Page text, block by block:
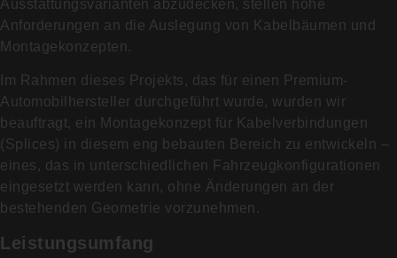
Ausstattungsvarianten abzudecken, stellen hohe
Anforderungen an die Auslegung von Kabelbäumen und
Montagekonzepten.
Im Rahmen dieses Projekts, das für einen Premium-
Automobilhersteller durchgeführt wurde, wurden wir
beauftragt, ein Montagekonzept für Kabelverbindungen
(Splices) in diesem eng bebauten Bereich zu entwickeln –
eines, das in unterschiedlichen Fahrzeugkonfigurationen
eingesetzt werden kann, ohne Änderungen an der
bestehenden Geometrie vorzunehmen.
Leistungsumfang